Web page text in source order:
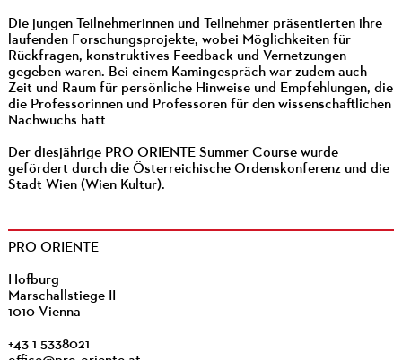
Die jungen Teilnehmerinnen und Teilnehmer präsentierten ihre
laufenden Forschungsprojekte, wobei Möglichkeiten für
Rückfragen, konstruktives Feedback und Vernetzungen
gegeben waren. Bei einem Kamingespräch war zudem auch
Zeit und Raum für persönliche Hinweise und Empfehlungen, die
die Professorinnen und Professoren für den wissenschaftlichen
Nachwuchs hatt
Der diesjährige PRO ORIENTE Summer Course wurde
gefördert durch die Österreichische Ordenskonferenz und die
Stadt Wien (Wien Kultur).
PRO ORIENTE
Hofburg
Marschallstiege II
1010 Vienna
+43 1 5338021